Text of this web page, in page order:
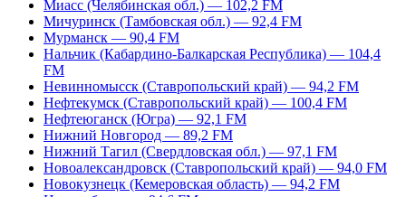
Миасс (Челябинская обл.) — 102,2 FM
Мичуринск (Тамбовская обл.) — 92,4 FM
Мурманск — 90,4 FM
Нальчик (Кабардино-Балкарская Республика) — 104,4
FM
Невинномысск (Ставропольский край) — 94,2 FM
Нефтекумск (Ставропольский край) — 100,4 FM
Нефтеюганск (Югра) — 92,1 FM
Нижний Новгород — 89,2 FM
Нижний Тагил (Свердловская обл.) — 97,1 FM
Новоалександровск (Ставропольский край) — 94,0 FM
Новокузнецк (Кемеровская область) — 94,2 FM